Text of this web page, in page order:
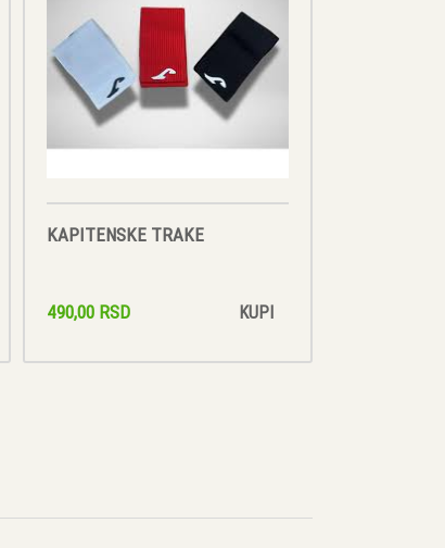
KAPITENSKE TRAKE
490,00 RSD KUPI